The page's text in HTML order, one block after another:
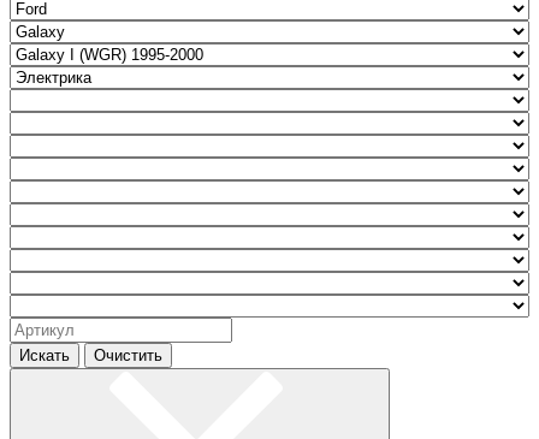
Искать Очистить